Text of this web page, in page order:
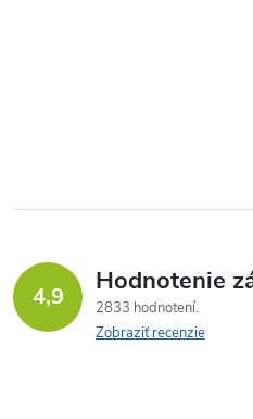
4,9 Hodnotenie
2833 hodnotení
Zobraziť recenzie